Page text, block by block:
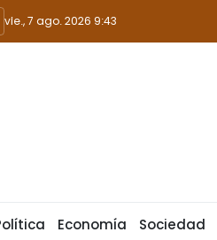
vie., 7 ago. 2026 9:43
Economía Sociedad